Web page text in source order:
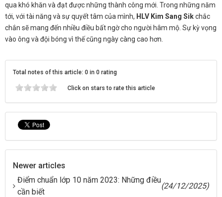
qua khó khăn và đạt được những thành công mới. Trong những năm
tới, với tài năng và sự quyết tâm của mình, HLV Kim Sang Sikchắc
chắn sẽ mang đến nhiều điều bất ngờ cho người hâm mộ. Sự kỳ vọng
vào ông và đội bóng vì thế cũng ngày càng cao hơn.
Total notes of this article: 0 in 0 rating
Click on stars to rate this article
Newer articles
Điểm chuẩn lớp 10 năm 2023: Những điều
cần biết
(24/12/2025)